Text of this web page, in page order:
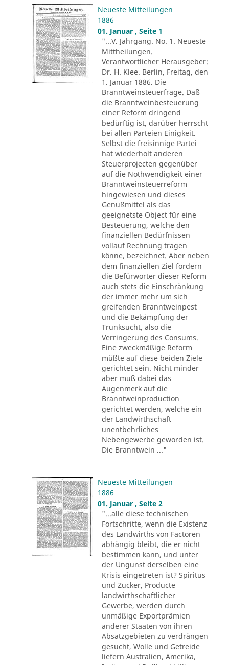
Neueste Mitteilungen
1886
01. Januar , Seite 1
"...V. Jahrgang. No. 1. Neueste
Mittheilungen.
Verantwortlicher Herausgeber:
Dr. H. Klee. Berlin, Freitag, den
1. Januar 1886. Die
Branntweinsteuerfrage. Daß
die Branntweinbesteuerung
einer Reform dringend
bedürftig ist, darüber herrscht
bei allen Parteien Einigkeit.
Selbst die freisinnige Partei
hat wiederholt anderen
Steuerprojecten gegenüber
auf die Nothwendigkeit einer
Branntweinsteuerreform
hingewiesen und dieses
Genußmittel als das
geeignetste Object für eine
Besteuerung, welche den
finanziellen Bedürfnissen
vollauf Rechnung tragen
könne, bezeichnet. Aber neben
dem finanziellen Ziel fordern
die Befürworter dieser Reform
auch stets die Einschränkung
der immer mehr um sich
greifenden Branntweinpest
und die Bekämpfung der
Trunksucht, also die
Verringerung des Consums.
Eine zweckmäßige Reform
müßte auf diese beiden Ziele
gerichtet sein. Nicht minder
aber muß dabei das
Augenmerk auf die
Branntweinproduction
gerichtet werden, welche ein
der Landwirthschaft
unentbehrliches
Nebengewerbe geworden ist.
Die Branntwein ..."
Neueste Mitteilungen
1886
01. Januar , Seite 2
"...alle diese technischen
Fortschritte, wenn die Existenz
des Landwirths von Factoren
abhängig bleibt, die er nicht
bestimmen kann, und unter
der Ungunst derselben eine
Krisis eingetreten ist? Spiritus
und Zucker, Producte
landwirthschaftlicher
Gewerbe, werden durch
unmäßige Exportprämien
anderer Staaten von ihren
Absatzgebieten zu verdrängen
gesucht, Wolle und Getreide
liefern Australien, Amerika,